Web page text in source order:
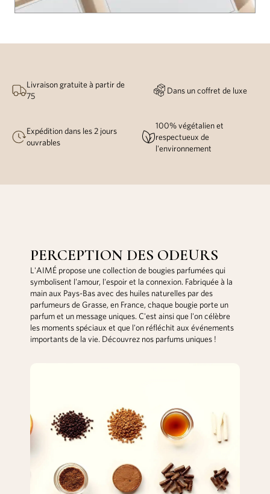
Livraison gratuite à partir de
75
Dans un coffret de luxe
Expédition dans les 2 jours
ouvrables
100% végétalien et
respectueux de
l'environnement
PERCEPTION DES ODEURS
L'AIMÉ propose une collection de bougies parfumées qui
symbolisent l'amour, l'espoir et la connexion. Fabriquée à la
main aux Pays-Bas avec des huiles naturelles par des
parfumeurs de Grasse, en France, chaque bougie porte un
parfum et un message uniques. C'est ainsi que l'on célèbre
les moments spéciaux et que l'on réfléchit aux événements
importants de la vie. Découvrez nos parfums uniques !